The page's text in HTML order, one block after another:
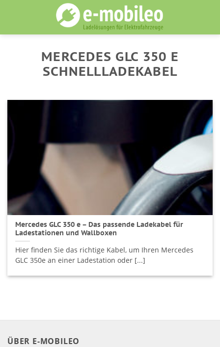
MERCEDES GLC 350 E
SCHNELLLADEKABEL
Mercedes GLC 350 e – Das passende Ladekabel für
Ladestationen und Wallboxen
Hier finden Sie das richtige Kabel, um Ihren Mercedes
GLC 350e an einer Ladestation oder [...]
ÜBER E-MOBILEO